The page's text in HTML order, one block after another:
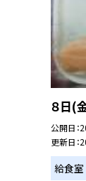
８日(
公開日
更新日
給食室